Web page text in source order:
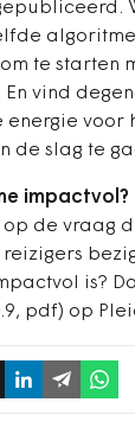
te starten
vind
voor
de slag te
impactvol?
op de vraag
is?
pdf) op